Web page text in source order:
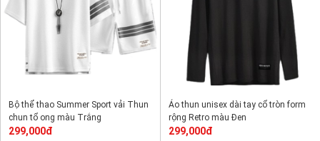
Bộ thể thao Summer Sport vải Thun
chun tổ ong màu Trắng
299,000đ
Áo thun unisex dài tay cổ tròn form
rộng Retro màu Đen
299,000đ